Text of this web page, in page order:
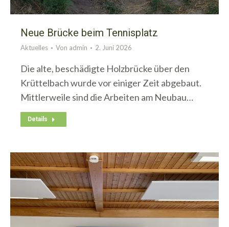
Neue Brücke beim Tennisplatz
Aktuelles Von admin 2. Juni 2026
Die alte, beschädigte Holzbrücke über den
Krüttelbach wurde vor einiger Zeit abgebaut.
Mittlerweile sind die Arbeiten am Neubau…
Details